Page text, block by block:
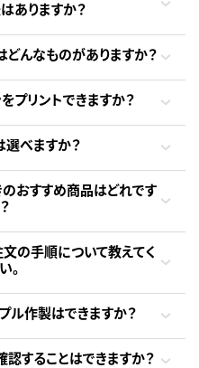
ありますか？
んなものがありますか？
プリントできますか？
べますか？
おすすめ商品はどれです
の手順について教えてく
。
ル作製はできますか？
することはできますか？